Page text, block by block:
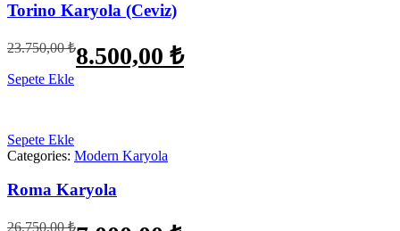
Torino Karyola (Ceviz)
23.750,00₺
Orijinal
23.750,00 ₺.
8.500,00 ₺
Şu
fiyat:
Sepete Ekle
Sepete Ekle
Categories: Modern Karyola
Roma Karyola
26.750,00₺
Orijinal
Şu